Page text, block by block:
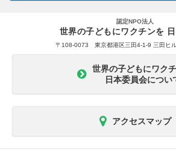
認定NPO法人
世界の子どもにワクチンを
〒108-0073 東京都港区三田4-1-9 三田ヒ
世界の子どもにワク
日本委員会につい
アクセスマップ